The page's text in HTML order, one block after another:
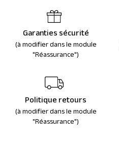
Garanties sécurité
(à modifier dans le module
"Réassurance")
Politique retours
(à modifier dans le module
"Réassurance")